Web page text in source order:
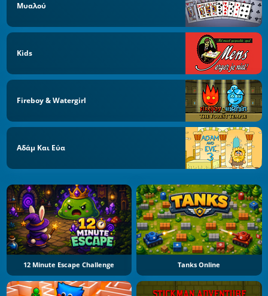
Μυαλού
Kids
Fireboy & Watergirl
Αδάμ Και Εύα
12 Minute Escape Challenge Tanks Online